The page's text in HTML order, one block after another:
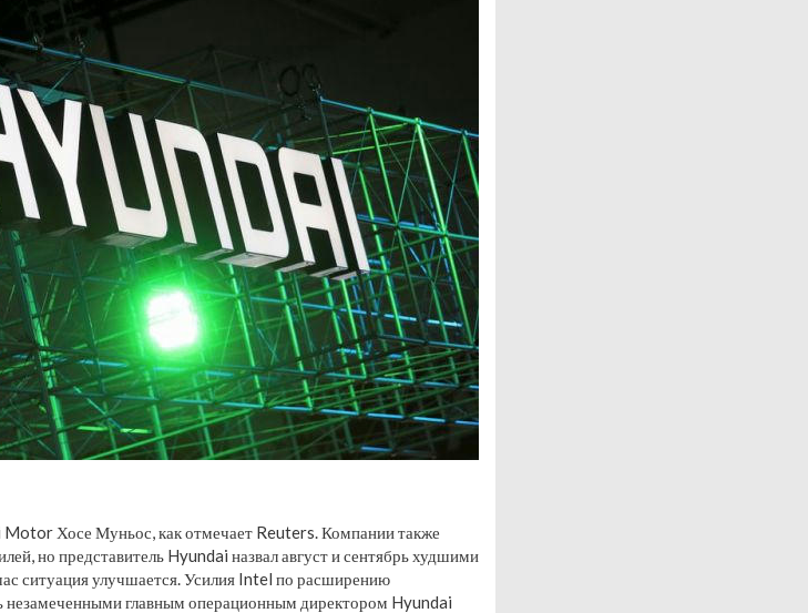
Хосе Муньос, как отмечает Reuters. Компании также
но представитель Hyundai назвал август и сентябрь худшими
ситуация улучшается. Усилия Intel по расширению
незамеченными главным операционным директором Hyundai